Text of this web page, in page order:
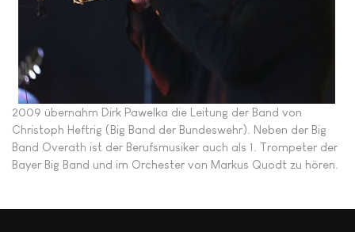
2009 übernahm Dirk Pawelka die Leitung der Band von
Christoph Heftrig (Big Band der Bundeswehr). Neben der Big
Band Overath ist der Berufsmusiker auch als 1. Trompeter der
Bayer Big Band und im Orchester von Markus Quodt zu hören.